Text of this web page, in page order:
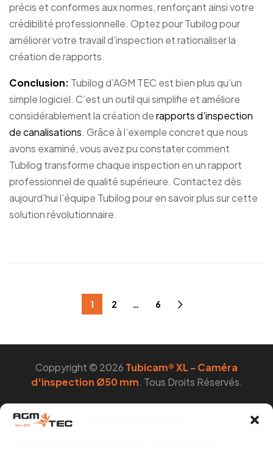
précis et conformes aux normes, renforçant ainsi votre
crédibilité professionnelle. Optez pour Tubilog pour
améliorer votre travail d’inspection et rationaliser la
création de rapports.
Conclusion: Tubilog d’AGM TEC est bien plus qu’un
simple logiciel. C’est un outil qui simplifie et améliore
considérablement la création derapports d’inspection
de canalisations. Grâce à l’exemple concret que nous
avons examiné, vous avez pu constater comment
Tubilog transforme chaque inspection en un rapport
professionnel de qualité supérieure. Contactez dès
aujourd’hui l’équipe Tubilog pour en savoir plus sur cette
solution révolutionnaire.
1 2 … 6
Coppyright © 2026 Tubicam® XL - Caméra
d'inspection Ø50 mm. Tous Droits Réservés.